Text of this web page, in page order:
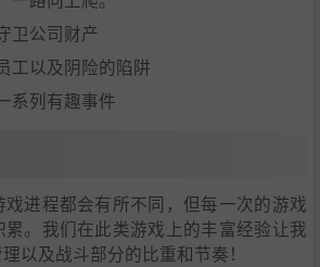
卫公司财产
工以及阴险的陷阱
系列有趣事件
进程都会有所不同，但每一次的游戏
。我们在此类游戏上的丰富经验让我
以及战斗部分的比重和节奏！